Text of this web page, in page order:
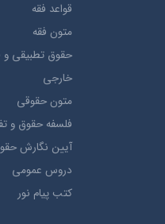
قواعد فقه
متون فقه
حقوق تطبيقي و
خارجی
متون حقوقي
فلسفه حقوق و
آیین نگارش
دروس عمومی
کتب پیام نور